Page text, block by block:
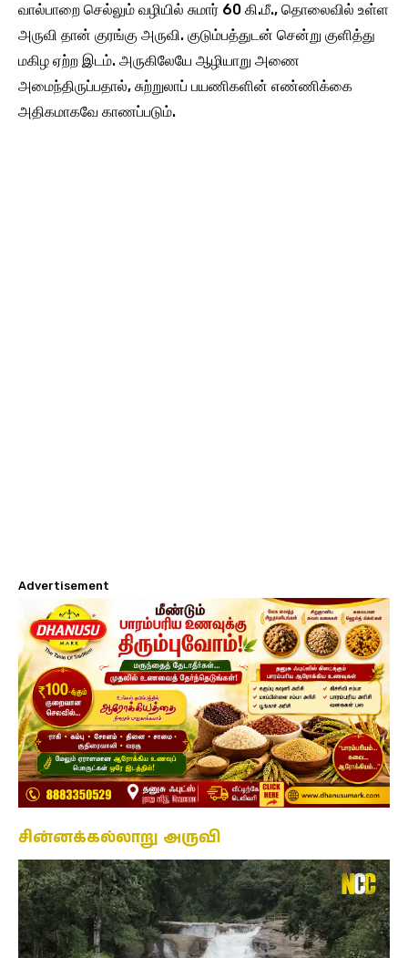
வால்பாறை செல்லும் வழியில் சுமார் 60 கி.மீ., தொலைவில் உள்ள
அருவி தான் குரங்கு அருவி. குடும்பத்துடன் சென்று குளித்து
மகிழ ஏற்ற இடம். அருகிலேயே ஆழியாறு அணை
அமைந்திருப்பதால், சுற்றுலாப் பயணிகளின் எண்ணிக்கை
அதிகமாகவே காணப்படும்.
Advertisement
சின்னக்கல்லாறு அருவி